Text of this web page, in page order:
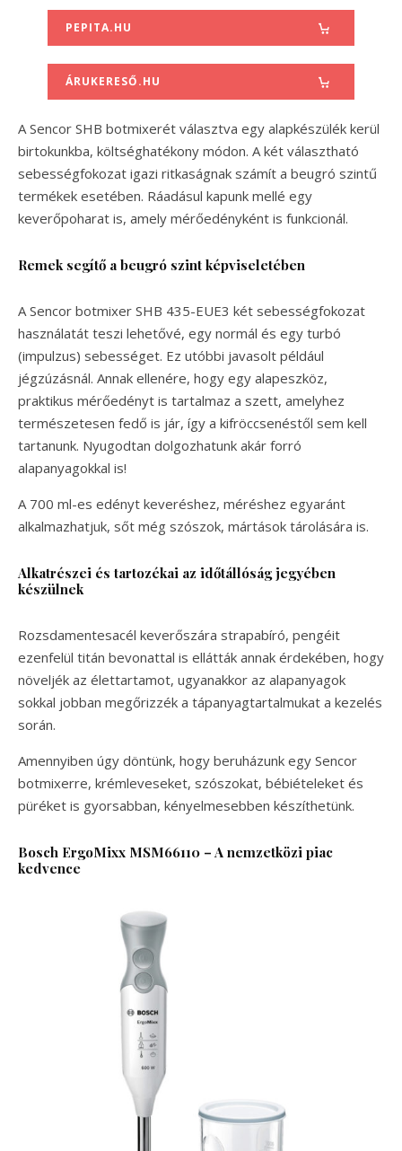
PEPITA.HU
ÁRUKERESŐ.HU
A Sencor SHB botmixerét választva egy alapkészülék kerül
birtokunkba, költséghatékony módon. A két választható
sebességfokozat igazi ritkaságnak számít a beugró szintű
termékek esetében. Ráadásul kapunk mellé egy
keverőpoharat is, amely mérőedényként is funkcionál.
Remek segítő a beugró szint képviseletében
A Sencor botmixer SHB 435-EUE3 két sebességfokozat
használatát teszi lehetővé, egy normál és egy turbó
(impulzus) sebességet. Ez utóbbi javasolt például
jégzúzásnál. Annak ellenére, hogy egy alapeszköz,
praktikus mérőedényt is tartalmaz a szett, amelyhez
természetesen fedő is jár, így a kifröccsenéstől sem kell
tartanunk. Nyugodtan dolgozhatunk akár forró
alapanyagokkal is!
A 700 ml-es edényt keveréshez, méréshez egyaránt
alkalmazhatjuk, sőt még szószok, mártások tárolására is.
Alkatrészei és tartozékai az időtállóság jegyében
készülnek
Rozsdamentesacél keverőszára strapabíró, pengéit
ezenfelül titán bevonattal is ellátták annak érdekében, hogy
növeljék az élettartamot, ugyanakkor az alapanyagok
sokkal jobban megőrizzék a tápanyagtartalmukat a kezelés
során.
Amennyiben úgy döntünk, hogy beruházunk egy Sencor
botmixerre, krémleveseket, szószokat, bébiételeket és
püréket is gyorsabban, kényelmesebben készíthetünk.
Bosch ErgoMixx MSM66110 – A nemzetközi piac
kedvence